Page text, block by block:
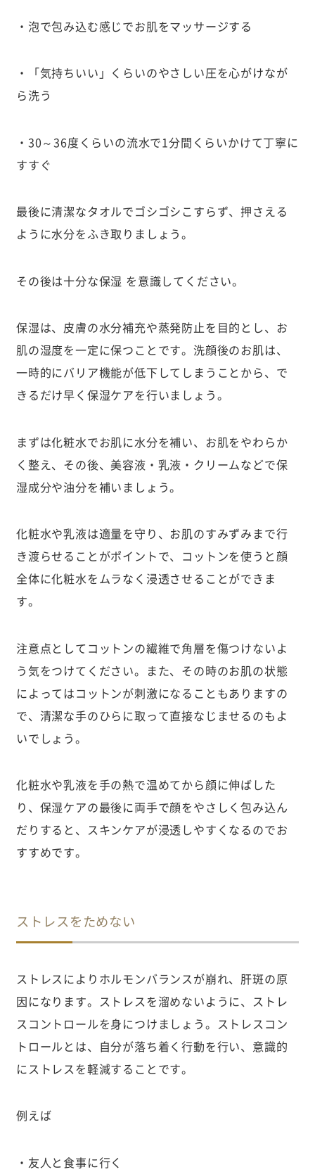
・泡で包み込む感じでお肌をマッサージする
・「気持ちいい」くらいのやさしい圧を心がけなが
ら洗う
・30～36度くらいの流水で1分間くらいかけて丁寧に
すすぐ
最後に清潔なタオルでゴシゴシこすらず、押さえる
ように水分をふき取りましょう。
その後は十分な保湿 を意識してください。
保湿は、皮膚の水分補充や蒸発防止を目的とし、お
肌の湿度を一定に保つことです。洗顔後のお肌は、
一時的にバリア機能が低下してしまうことから、で
きるだけ早く保湿ケアを行いましょう。
まずは化粧水でお肌に水分を補い、お肌をやわらか
く整え、その後、美容液・乳液・クリームなどで保
湿成分や油分を補いましょう。
化粧水や乳液は適量を守り、お肌のすみずみまで行
き渡らせることがポイントで、コットンを使うと顔
全体に化粧水をムラなく浸透させることができま
す。
注意点としてコットンの繊維で角層を傷つけないよ
う気をつけてください。また、その時のお肌の状態
によってはコットンが刺激になることもありますの
で、清潔な手のひらに取って直接なじませるのもよ
いでしょう。
化粧水や乳液を手の熱で温めてから顔に伸ばした
り、保湿ケアの最後に両手で顔をやさしく包み込ん
だりすると、スキンケアが浸透しやすくなるのでお
すすめです。
ストレスをためない
ストレスによりホルモンバランスが崩れ、肝斑の原
因になります。ストレスを溜めないように、ストレ
スコントロールを身につけましょう。ストレスコン
トロールとは、自分が落ち着く行動を行い、意識的
にストレスを軽減することです。
例えば
・友人と食事に行く